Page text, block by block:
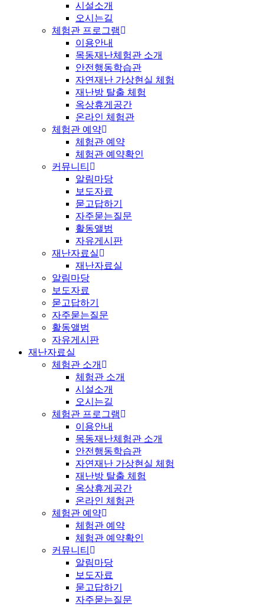
시설소개
오시는길
체험관 프로그램
이용안내
목동재난체험관 소개
안전행동학습관
자연재난 가상현실 체험
재난방 탈출 체험
옥상휴게공간
온라인 체험관
체험관 예약
체험관 예약
체험관 예약확인
커뮤니티
알림마당
보도자료
묻고답하기
자주묻는질문
활동앨범
자유게시판
재난자료실
재난자료실
알림마당
보도자료
묻고답하기
자주묻는질문
활동앨범
자유게시판
재난자료실
체험관 소개
체험관 소개
시설소개
오시는길
체험관 프로그램
이용안내
목동재난체험관 소개
안전행동학습관
자연재난 가상현실 체험
재난방 탈출 체험
옥상휴게공간
온라인 체험관
체험관 예약
체험관 예약
체험관 예약확인
커뮤니티
알림마당
보도자료
묻고답하기
자주묻는질문